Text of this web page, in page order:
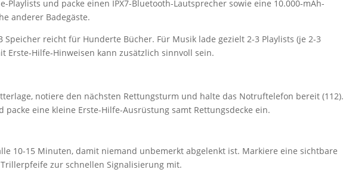
und packe einen IPX7-Bluetooth-Lautsprecher sowie eine 10.000‑mAh-
anderer Badegäste.
reicht für Hunderte Bücher. Für Musik lade gezielt 2-3 Playlists (je 2-3
kann zusätzlich sinnvoll sein.
notiere den nächsten Rettungsturm und halte das Notruftelefon bereit (112).
eine kleine Erste-Hilfe-Ausrüstung samt Rettungsdecke ein.
10-15 Minuten, damit niemand unbemerkt abgelenkt ist. Markiere eine sichtbare
zur schnellen Signalisierung mit.